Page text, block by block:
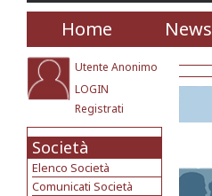
Home News
Utente Anonimo
LOGIN
Registrati
Società
Elenco Società
Comunicati Società